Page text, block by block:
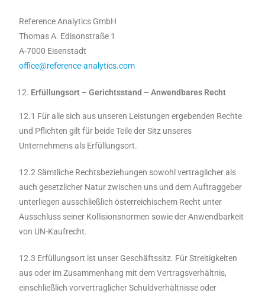
Reference Analytics GmbH
Thomas A. Edisonstraße 1
A-7000 Eisenstadt
office@reference-analytics.com
Erfüllungsort – Gerichtsstand – Anwendbares Recht
12.1 Für alle sich aus unseren Leistungen ergebenden Rechte
und Pflichten gilt für beide Teile der Sitz unseres
Unternehmens als Erfüllungsort.
12.2 Sämtliche Rechtsbeziehungen sowohl vertraglicher als
auch gesetzlicher Natur zwischen uns und dem Auftraggeber
unterliegen ausschließlich österreichischem Recht unter
Ausschluss seiner Kollisionsnormen sowie der Anwendbarkeit
von UN-Kaufrecht.
12.3 Erfüllungsort ist unser Geschäftssitz. Für Streitigkeiten
aus oder im Zusammenhang mit dem Vertragsverhältnis,
einschließlich vorvertraglicher Schuldverhältnisse oder